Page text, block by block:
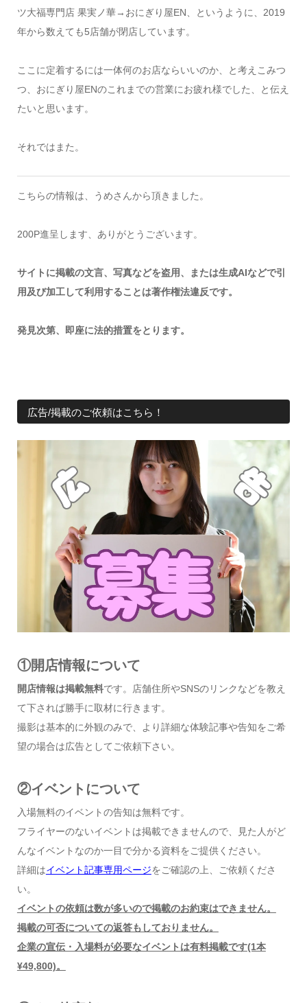
ツ大福専門店 果実ノ華→おにぎり屋EN、というように、2019
年から数えても5店舗が閉店しています。
ここに定着するには一体何のお店ならいいのか、と考えこみつ
つ、おにぎり屋ENのこれまでの営業にお疲れ様でした、と伝え
たいと思います。
それではまた。
こちらの情報は、うめさんから頂きました。
200P進呈します、ありがとうございます。
サイトに掲載の文言、写真などを盗用、または生成AIなどで引
用及び加工して利用することは著作権法違反です。
発見次第、即座に法的措置をとります。
広告/掲載のご依頼はこちら！
①開店情報について
開店情報は掲載無料です。店舗住所やSNSのリンクなどを教え
て下されば勝手に取材に行きます。
撮影は基本的に外観のみで、より詳細な体験記事や告知をご希
望の場合は広告としてご依頼下さい。
②イベントについて
入場無料のイベントの告知は無料です。
フライヤーのないイベントは掲載できませんので、見た人がど
んなイベントなのか一目で分かる資料をご提供ください。
詳細はイベント記事専用ページをご確認の上、ご依頼くださ
い。
イベントの依頼は数が多いので掲載のお約束はできません。
掲載の可否についての返答もしておりません。
企業の宣伝・入場料が必要なイベントは有料掲載です(1本
¥49,800)。